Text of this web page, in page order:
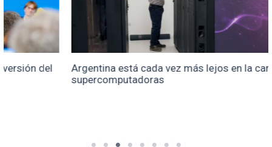
Argentina está cada vez más lejos en la carrera de las
supercomputadoras